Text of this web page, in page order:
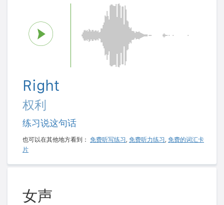
Right
权利
练习说这句话
也可以在其他地方看到： 免费听写练习 , 免费听力练习 , 免费的词汇卡
片
女声